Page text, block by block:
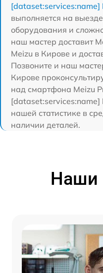
[dataset:services:name]
выполняется на
оборудования и
наш мастер доставит
Meizu в Кирове и
Позвоните и наш
Кирове
над смартфона Meizu
[dataset:services:name]
нашей статистике в
наличии деталей.
Наши